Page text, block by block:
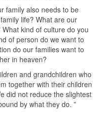
family also needs to be
life? What are our
kind of culture do you
of person do we want to
do our families want to
in heaven?
and grandchildren who
together with their children
did not reduce the slightest
by what they do. ”